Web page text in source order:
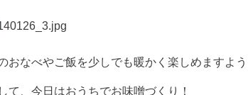
おなべやご飯を少しでも暖かく楽しめますよ
て、今日はおうちでお味噌づくり！